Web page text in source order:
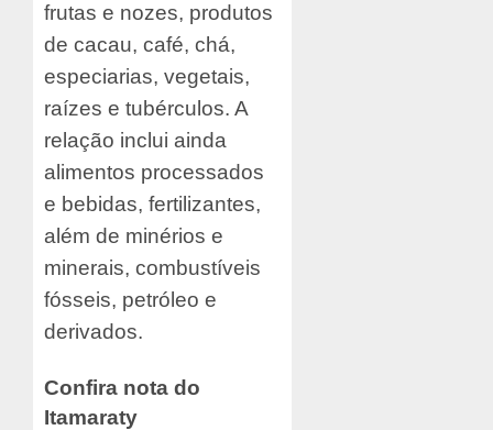
frutas e nozes, produtos
de cacau, café, chá,
especiarias, vegetais,
raízes e tubérculos. A
relação inclui ainda
alimentos processados
e bebidas, fertilizantes,
além de minérios e
minerais, combustíveis
fósseis, petróleo e
derivados.
Confira nota do
Itamaraty